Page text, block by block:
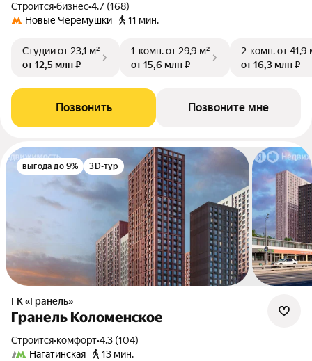
Строится•бизнес•4.7 (168)
Новые Черёмушки
11 мин.
Студииот 23,1 м²
от 12,5 млн ₽
1-комн.от 29,9 м²
от 15,6 млн ₽
2-комн.от 41,9
от 16,3 млн ₽
Позвонить Позвоните мне
выгода до 9% 3D-тур
ГК «Гранель»
Гранель Коломенское
Строится•комфорт•4.3 (104)
Нагатинская
13 мин.